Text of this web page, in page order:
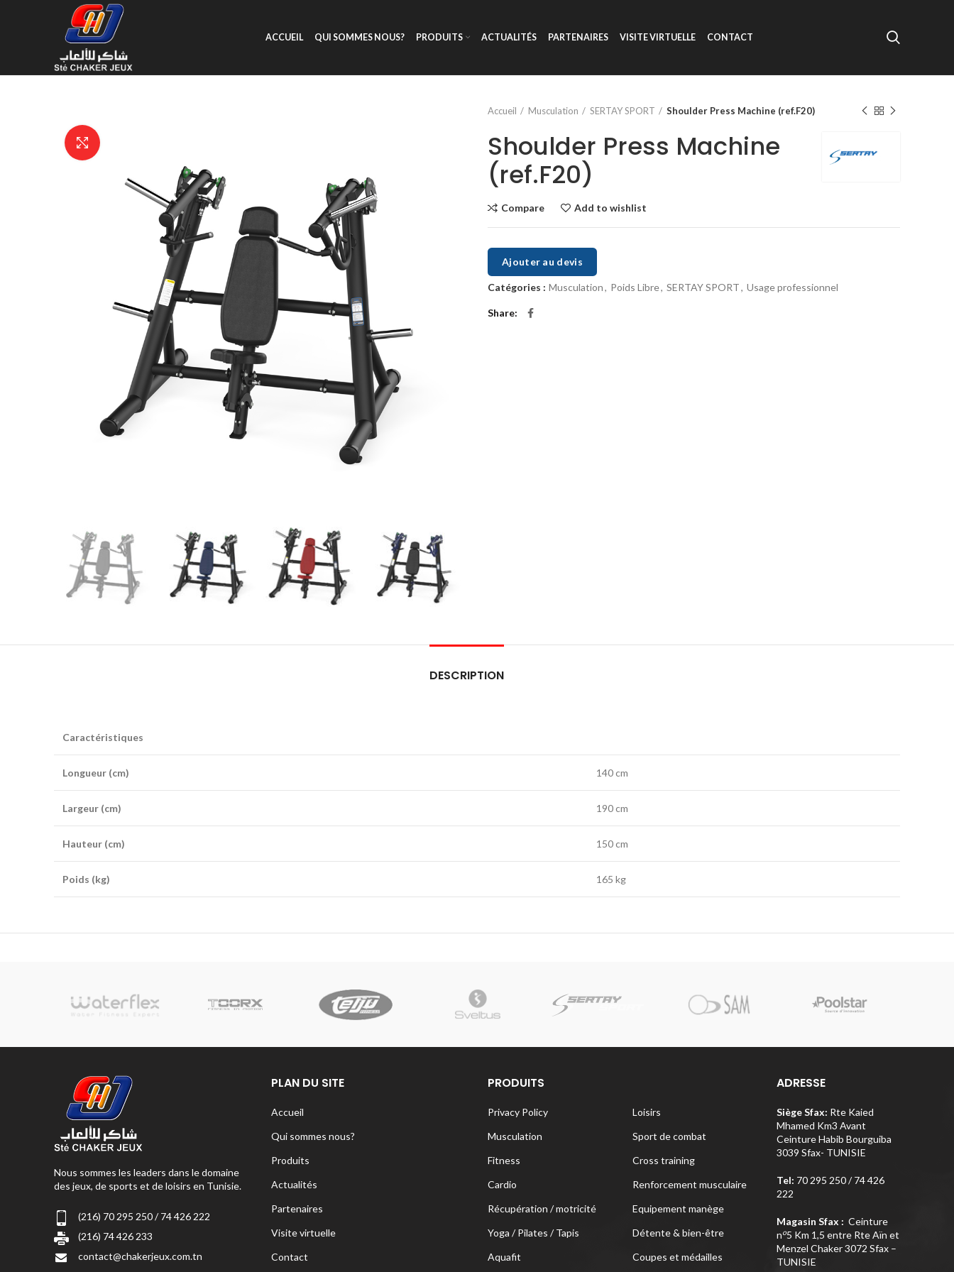
ACCUEIL QUI SOMMES NOUS? PRODUITS ACTUALITÉS PARTENAIRES VISITE VIRTUELLE CONTACT
Accueil Musculation SERTAY SPORT Shoulder Press Machine (ref.F20)
Shoulder Press Machine
(ref.F20)
Compare Add to wishlist
Ajouter au devis
Catégories : Musculation, Poids Libre, SERTAY SPORT, Usage professionnel
Share
DESCRIPTION
Caractéristiques
Longueur (cm) 140 cm
Largeur (cm) 190 cm
Hauteur (cm) 150 cm
Poids (kg) 165 kg
Nous sommes les leaders dans le domaine
des jeux, de sports et de loisirs en Tunisie.
(216) 70 295 250 / 74 426 222
(216) 74 426 233
contact@chakerjeux.com.tn
PLAN DU SITE
Accueil
Qui sommes nous?
Produits
Actualités
Partenaires
Visite virtuelle
Contact
PRODUITS
Privacy Policy
Musculation
Fitness
Cardio
Récupération / motricité
Yoga / Pilates / Tapis
Aquafit
Loisirs
Sport de combat
Cross training
Renforcement musculaire
Equipement manège
Détente & bien-être
Coupes et médailles
ADRESSE
Siège Sfax: Rte Kaied
Mhamed Km3 Avant
Ceinture Habib Bourguiba
3039 Sfax- TUNISIE
Tel: 70 295 250 / 74 426
222
Magasin Sfax : Ceinture
no5 Km 1,5 entre Rte Aïn et
Menzel Chaker 3072 Sfax –
TUNISIE